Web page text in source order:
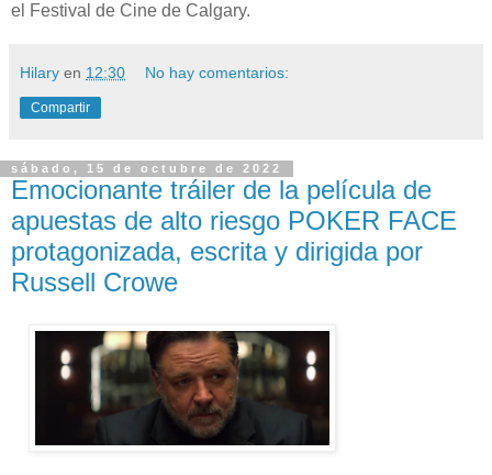
el Festival de Cine de Calgary.
Hilary en 12:30 No hay comentarios:
Compartir
sábado, 15 de octubre de 2022
Emocionante tráiler de la película de
apuestas de alto riesgo POKER FACE
protagonizada, escrita y dirigida por
Russell Crowe